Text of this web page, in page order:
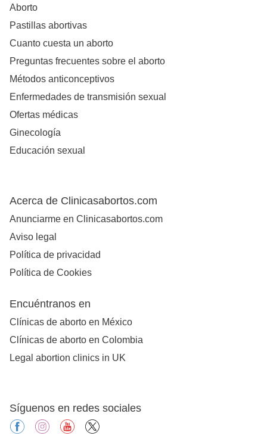
Aborto
Pastillas abortivas
Cuanto cuesta un aborto
Preguntas frecuentes sobre el aborto
Métodos anticonceptivos
Enfermedades de transmisión sexual
Ofertas médicas
Ginecología
Educación sexual
Acerca de Clinicasabortos.com
Anunciarme en Clinicasabortos.com
Aviso legal
Política de privacidad
Política de Cookies
Encuéntranos en
Clínicas de aborto en México
Clínicas de aborto en Colombia
Legal abortion clinics in UK
Síguenos en redes sociales
facebookinstagramyoutube